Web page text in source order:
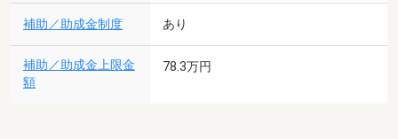
補助／助成金制度 あり
補助／助成金上限金
額
78.3万円